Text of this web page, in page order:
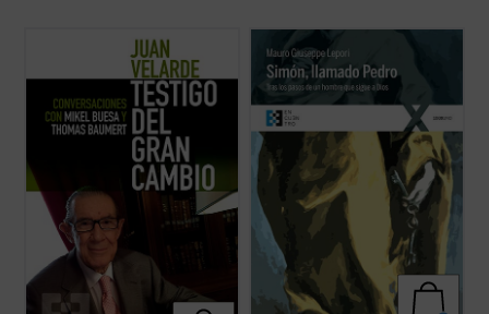
Este libro recoge los recuerdos y
memorias del profesor Juan Velarde a
través de una serie de conversaciones con
los profesores Mikel Buesa y Thomas
Baumert, en las que, de forma rigurosa
pero distendida, se repasan los principales
episodios de ... (ver ficha)
sencilla, profunda y apasionada de la vida
de san Pedro desde que conoció a Jesús y,
dejándolo todo, lo siguió, hasta su último
Lepori nos ...